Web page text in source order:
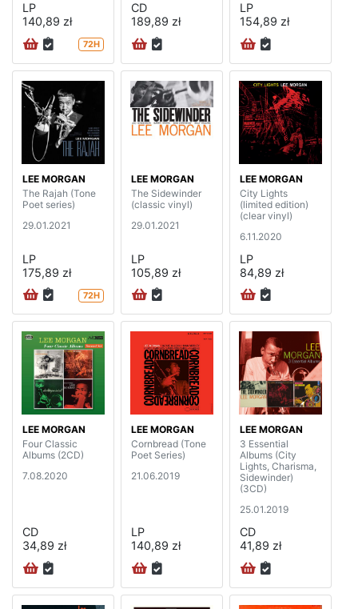
LP
140,89 zł
72H
CD
189,89 zł
LP
154,89 zł
LEE MORGAN
The Rajah (Tone
Poet series)
29.01.2021
LP
175,89 zł
72H
LEE MORGAN
The Sidewinder
(classic vinyl)
29.01.2021
LP
105,89 zł
LEE MORGAN
City Lights
(limited edition)
(clear vinyl)
6.11.2020
LP
84,89 zł
LEE MORGAN
Four Classic
Albums (2CD)
7.08.2020
CD
34,89 zł
LEE MORGAN
Cornbread (Tone
Poet Series)
21.06.2019
LP
140,89 zł
LEE MORGAN
3 Essential
Albums (City
Lights, Charisma,
Sidewinder)
(3CD)
25.01.2019
CD
41,89 zł